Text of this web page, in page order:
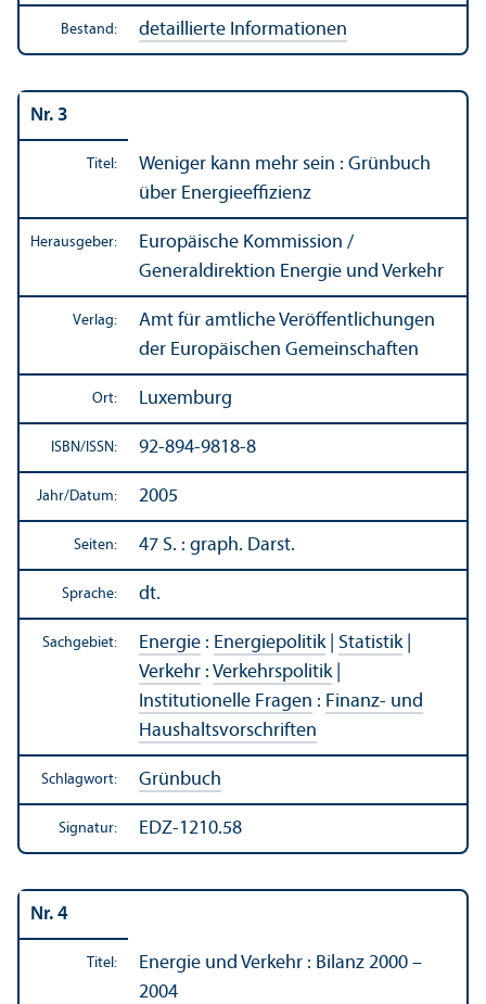
Bestand: detaillierte Informationen
Nr. 3
Titel:
Weniger kann mehr sein : Grünbuch
über Energieeffizienz
Herausgeber:
Europäische Kommission /
Generaldirektion Energie und Verkehr
Verlag:
Amt für amtliche Veröffentlichungen
der Europäischen Gemeinschaften
Ort: Luxemburg
ISBN/ ISSN: 92-894-9818-8
Jahr/Datum: 2005
Seiten: 47 S. : graph. Darst.
Sprache: dt.
Sachgebiet: Energie : Energiepolitik| Statistik|
Verkehr : Verkehrs­politik|
Institutionelle Fragen : Finanz- und
Haushalts­vorschriften
Schlagwort: Grünbuch
Signatur: EDZ-1210.58
Nr. 4
Titel:
Energie und Verkehr : Bilanz 2000 –
2004